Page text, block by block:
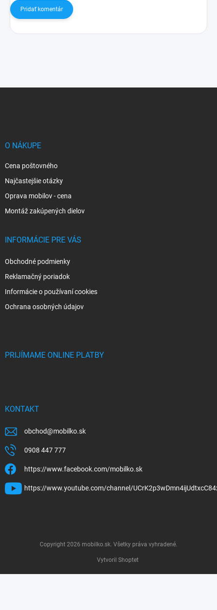
Pridať komentár
O NÁKUPE
Cena poštovného
Najčastejšie otázky
Oprava mobilov - cena
Montáž zakúpených dielov
INFORMÁCIE PRE VÁS
Obchodné podmienky
Reklamačný poriadok
Informácie o používaní cookies
Ochrana osobných údajov
PRIJÍMAME ONLINE PLATBY
KONTAKT
obchod@mobilko.sk
0908 447 777
https://www.facebook.com/mobilko.sk
https://www.youtube.com/channel/
Vytvoril Shoptet
Copyright 2026 mobilko.sk. Všetky práva vyhradené.